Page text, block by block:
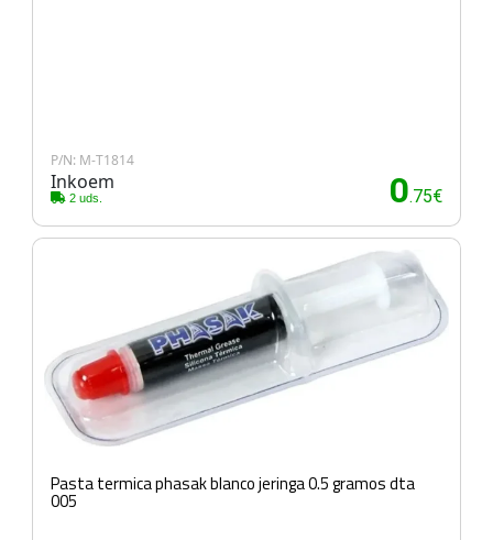
P/N: M-T1814
Inkoem
2 uds. 0.75€
Pasta termica phasak blanco jeringa 0.5 gramos dta
005